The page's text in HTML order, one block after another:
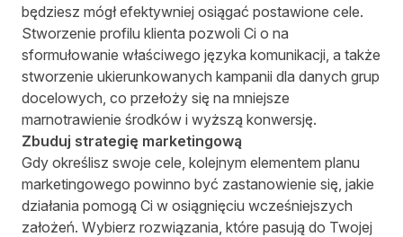
będziesz mógł efektywniej osiągać postawione cele.
Stworzenie profilu klienta pozwoli Ci o na
sformułowanie właściwego języka komunikacji, a także
stworzenie ukierunkowanych kampanii dla danych grup
docelowych, co przełoży się na mniejsze
marnotrawienie środków i wyższą konwersję.
Zbuduj strategię marketingową
Gdy określisz swoje cele, kolejnym elementem planu
marketingowego powinno być zastanowienie się, jakie
działania pomogą Ci w osiągnięciu wcześniejszych
założeń. Wybierz rozwiązania, które pasują do Twojej